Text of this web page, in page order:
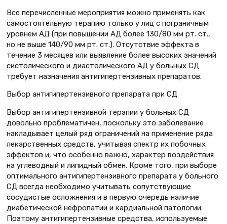
Все перечисленные мероприятия можно применять как
самостоятельную терапию только у лиц с пограничным
уровнем АД (при повышении АД более 130/80 мм рт. ст.,
но не выше 140/90 мм рт. ст.). Отсутствие эффекта в
течение 3 месяцев или выявление более высоких значений
систолического и диастолического АД у больных СД
требует назначения антигипертензивных препаратов.
Выбор антигипертензивного препарата при СД
Выбор антигипертензивной терапии у больных СД
довольно проблематичен, поскольку это заболевание
накладывает целый ряд ограничений на применение ряда
лекарственных средств, учитывая спектр их побочных
эффектов и, что особенно важно, характер воздействия
на углеводный и липидный обмен. Кроме того, при выборе
оптимального антигипертензивного препарата у больного
СД всегда необходимо учитывать сопутствующие
сосудистые осложнения и в первую очередь наличие
диабетической нефропатии и кардиальной патологии.
Поэтому антигипертензивные средства, используемые